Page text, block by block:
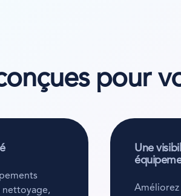
pour
nettoyage,
Une